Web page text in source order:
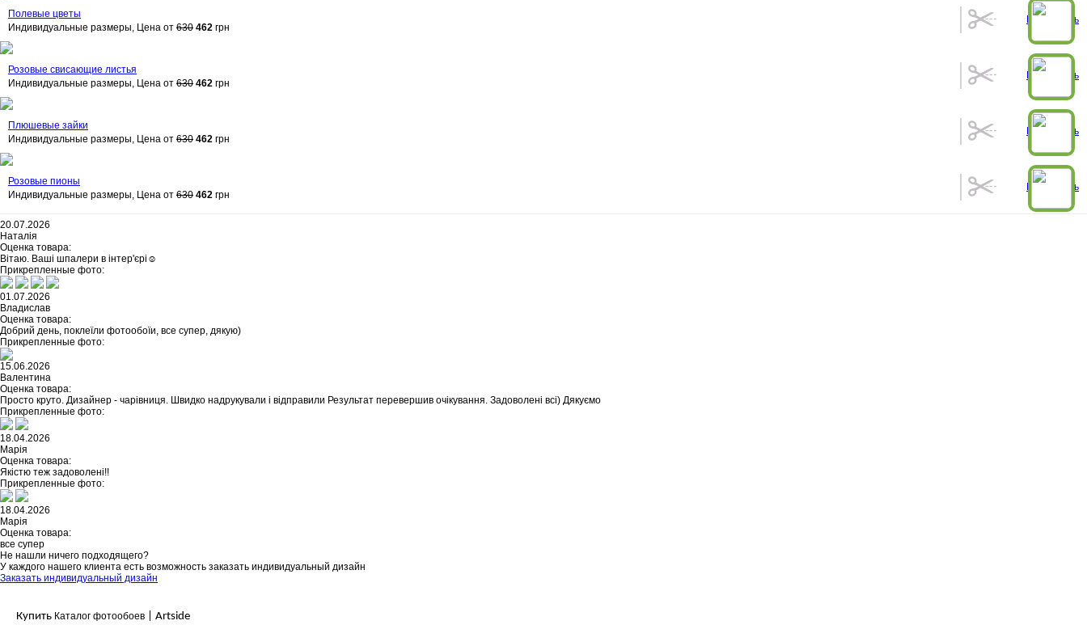
Полевые цветы
Индивидуальные размеры, Цена от 630 462 грн
Рассчитать
Розовые свисающие листья
Индивидуальные размеры, Цена от 630 462 грн
Рассчитать
Плюшевые зайки
Индивидуальные размеры, Цена от 630 462 грн
Рассчитать
Розовые пионы
Индивидуальные размеры, Цена от 630 462 грн
Рассчитать
20.07.2026
Наталія
Оценка товара:
Вітаю. Ваші шпалери в інтер'єрі☺️
Прикрепленные фото:
01.07.2026
Владислав
Оценка товара:
Добрий день, поклеїли фотообоїи, все супер, дякую)
Прикрепленные фото:
15.06.2026
Валентина
Оценка товара:
Просто круто. Дизайнер - чарівниця. Швидко надрукували і відправили Результат перевершив очікування. Задоволені всі) Дякуємо
Прикрепленные фото:
18.04.2026
Марія
Оценка товара:
Якістю теж задоволені!!
Прикрепленные фото:
18.04.2026
Марія
Оценка товара:
все супер
Не нашли ничего подходящего?
У каждого нашего клиента есть возможность заказать индивидуальный дизайн
Заказать индивидуальный дизайн
Купить Каталог фотообоев | Artside